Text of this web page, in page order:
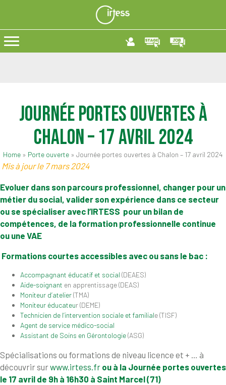
Journée portes ouvertes à
Chalon – 17 avril 2024
Home » Porte ouverte » Journée portes ouvertes à Chalon – 17 avril 2024
Mis à jour le 7 mars 2024
Evoluer dans son parcours professionnel, changer pour un
métier du social, valider son expérience dans ce secteur
ou se spécialiser avec l’IRTESS pour un bilan de
compétences, de la formation professionnelle continue
ou une VAE
Formations courtes accessibles avec ou sans le bac :
Accompagnant éducatif et social (DEAES)
Aide-soignant en apprentissage (DEAS)
Moniteur d’atelier(TMA)
Moniteur éducateur (DEME)
Technicien de l’intervention sociale et familiale (TISF)
Agent de service médico-social
Assistant de Soins en Gérontologie(ASG)
Spécialisations ou formations de niveau licence et + … à
découvrir surwww.irtess.fr ou à la Journée portes ouvertes
le 17 avril de 9h à 16h30 à Saint Marcel (71)